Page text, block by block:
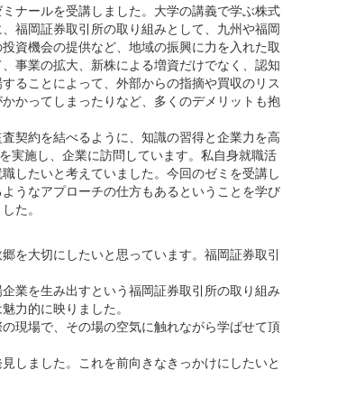
ナールを受講しました。大学の講義で学ぶ株式
福岡証券取引所の取り組みとして、九州や福岡
資機会の提供など、地域の振興に力を入れた取
事業の拡大、新株による増資だけでなく、認知
ることによって、外部からの指摘や買収のリス
かってしまったりなど、多くのデメリットも抱
契約を結べるように、知識の習得と企業力を高
実施し、企業に訪問しています。私自身就職活
したいと考えていました。今回のゼミを受講し
うなアプローチの仕方もあるということを学び
た。
を大切にしたいと思っています。福岡証券取引
業を生み出すという福岡証券取引所の取り組み
力的に映りました。
現場で、その場の空気に触れながら学ばせて頂
しました。これを前向きなきっかけにしたいと